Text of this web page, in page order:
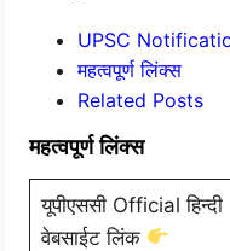
UPSC
महत्वपूर्ण लिंक्स
Related Posts
महत्वपूर्ण लिंक्स
यूपीएससी Official हिन्दी
वेबसाईट लिंक